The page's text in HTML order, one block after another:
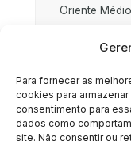
Para fornecer as
cookies para
consentimento para
dados como
site. Não consentir ou
Oriente Médio
Rússia
Sociedade